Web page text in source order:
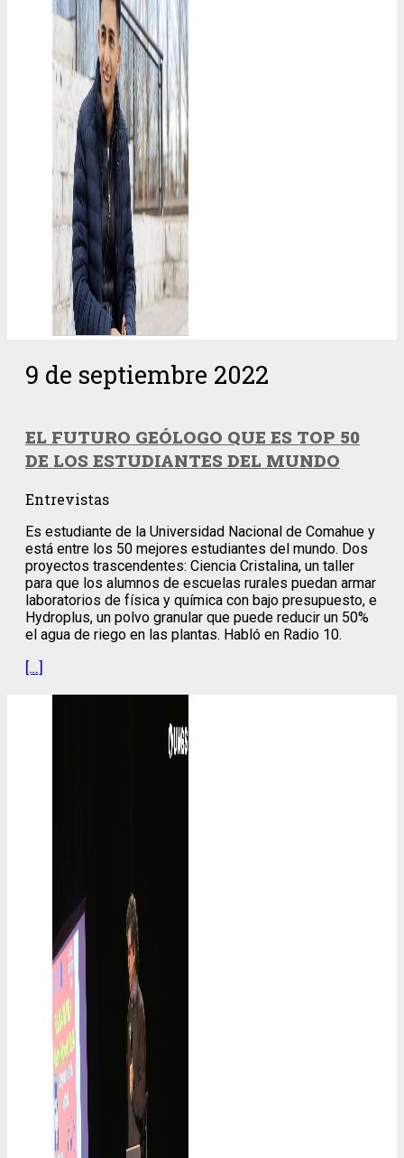
9 de septiembre 2022
EL FUTURO GEÓLOGO QUE ES TOP 50
DE LOS ESTUDIANTES DEL MUNDO
Entrevistas
Es estudiante de la Universidad Nacional de Comahue y
está entre los 50 mejores estudiantes del mundo. Dos
proyectos trascendentes: Ciencia Cristalina, un taller
para que los alumnos de escuelas rurales puedan armar
laboratorios de física y química con bajo presupuesto, e
Hydroplus, un polvo granular que puede reducir un 50%
el agua de riego en las plantas. Habló en Radio 10.
[…]